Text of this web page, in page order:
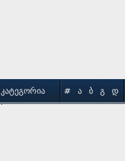
ᲙᲐᲢᲔᲒᲝᲠᲘᲐ # Ა Ბ Გ
Დ